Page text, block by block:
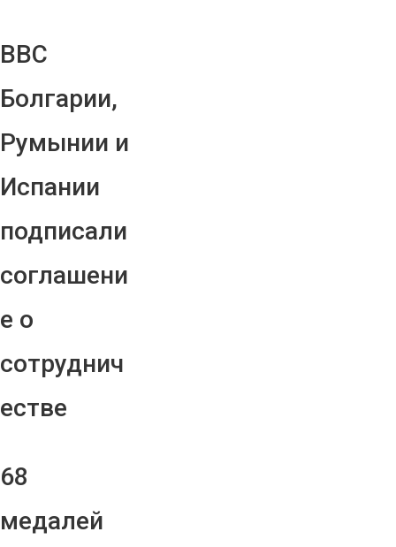
ВВС
Болгарии,
Румынии и
Испании
подписали
соглашени
е о
сотруднич
естве
68
медалей